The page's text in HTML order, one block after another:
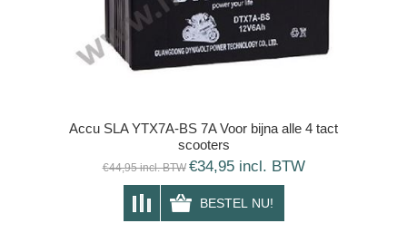
Accu SLA YTX7A-BS 7A Voor bijna alle 4 tact
scooters
€44,95 incl. BTW €34,95 incl. BTW